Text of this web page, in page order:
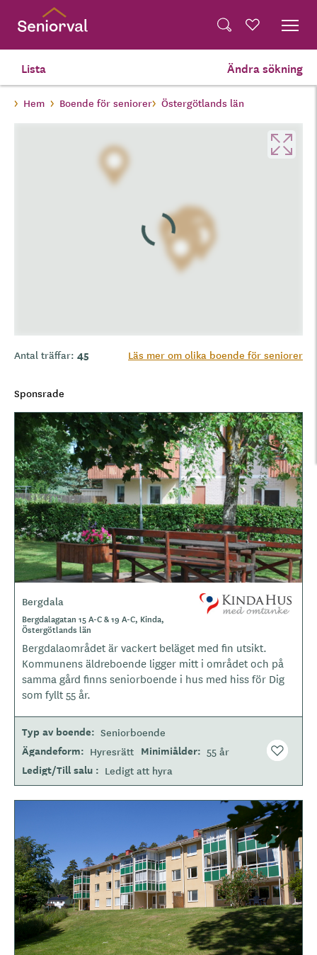
Lista Ändra sökning
Hem Boende för seniorer Östergötlands län
Antal träffar: 45 Läs mer om olika boende för seniorer
Sponsrade
L
o
t
y
Bergdala
Bergdalagatan 15 A-C & 19 A-C, Kinda,
Östergötlands län
Bergdalaområdet är vackert beläget med fin utsikt.
Kommunens äldreboende ligger mitt i området och på
samma gård finns seniorboende i hus med hiss för Dig
som fyllt 55 år.
Typ av boende Seniorboende
Ägandeform Hyresrätt Minimiålder 55 år
Ledigt/Till salu Ledigt att hyra
Translate